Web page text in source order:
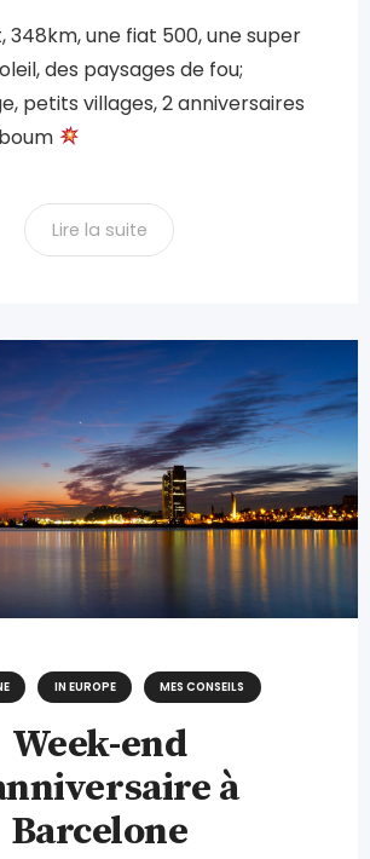
348km, une fiat 500, une super
des paysages de fou;
petits villages, 2 anniversaires
Lire la suite
IN EUROPE MES CONSEILS
Week-end
à
Barcelone